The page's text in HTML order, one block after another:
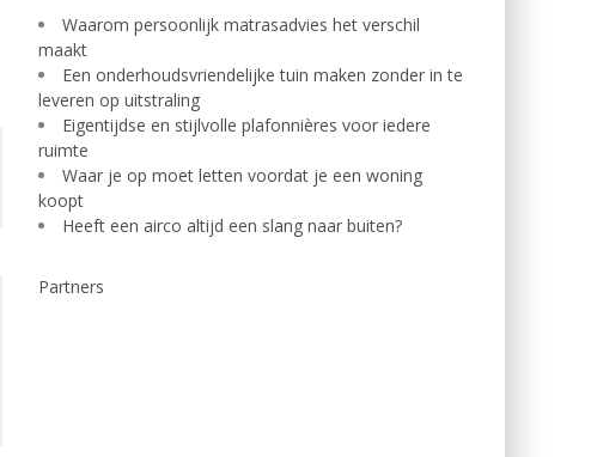
Waarom persoonlijk matrasadvies het verschil
maakt
Een onderhoudsvriendelijke tuin maken zonder in te
leveren op uitstraling
Eigentijdse en stijlvolle plafonnières voor iedere
ruimte
Waar je op moet letten voordat je een woning
koopt
Heeft een airco altijd een slang naar buiten?
Partners